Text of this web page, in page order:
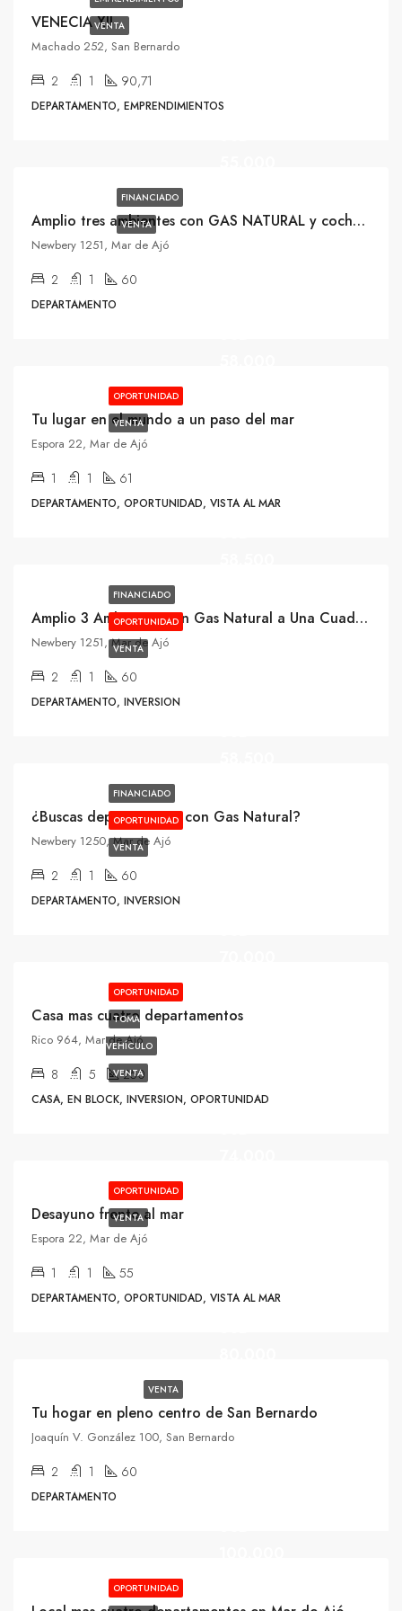
VENTA
VENECIA XII
Machado 252, San Bernardo
2 1 90,71
DEPARTAMENTO, EMPRENDIMIENTOS
FINANCIADO
VENTA
Amplio tres ambientes con GAS NATURAL y cochera
Newbery 1251, Mar de Ajó
2 1 60
DEPARTAMENTO
OPORTUNIDAD
VENTA
Tu lugar en el mundo a un paso del mar
Espora 22, Mar de Ajó
1 1 61
DEPARTAMENTO, OPORTUNIDAD, VISTA AL MAR
FINANCIADO
OPORTUNIDAD
VENTA
Amplio 3 Ambientes con Gas Natural a Una Cuadra del MAR
Newbery 1251, Mar de Ajó
2 1 60
DEPARTAMENTO, INVERSION
FINANCIADO
OPORTUNIDAD
VENTA
¿Buscas departamento con Gas Natural?
Newbery 1250, Mar de Ajó
2 1 60
DEPARTAMENTO, INVERSION
OPORTUNIDAD
TOMA
VEHÍCULO
VENTA
Casa mas cuatro departamentos
Rico 964, Mar de Ajó
8 5 250
CASA, EN BLOCK, INVERSION, OPORTUNIDAD
OPORTUNIDAD
VENTA
Desayuno frente al mar
Espora 22, Mar de Ajó
1 1 55
DEPARTAMENTO, OPORTUNIDAD, VISTA AL MAR
VENTA
Tu hogar en pleno centro de San Bernardo
Joaquín V. González 100, San Bernardo
2 1 60
DEPARTAMENTO
OPORTUNIDAD